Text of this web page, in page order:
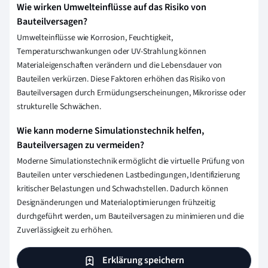
Wie wirken Umwelteinflüsse auf das Risiko von
Bauteilversagen?
Umwelteinflüsse wie Korrosion, Feuchtigkeit,
Temperaturschwankungen oder UV-Strahlung können
Materialeigenschaften verändern und die Lebensdauer von
Bauteilen verkürzen. Diese Faktoren erhöhen das Risiko von
Bauteilversagen durch Ermüdungserscheinungen, Mikrorisse oder
strukturelle Schwächen.
Wie kann moderne Simulationstechnik helfen,
Bauteilversagen zu vermeiden?
Moderne Simulationstechnik ermöglicht die virtuelle Prüfung von
Bauteilen unter verschiedenen Lastbedingungen, Identifizierung
kritischer Belastungen und Schwachstellen. Dadurch können
Designänderungen und Materialoptimierungen frühzeitig
durchgeführt werden, um Bauteilversagen zu minimieren und die
Zuverlässigkeit zu erhöhen.
Erklärung speichern